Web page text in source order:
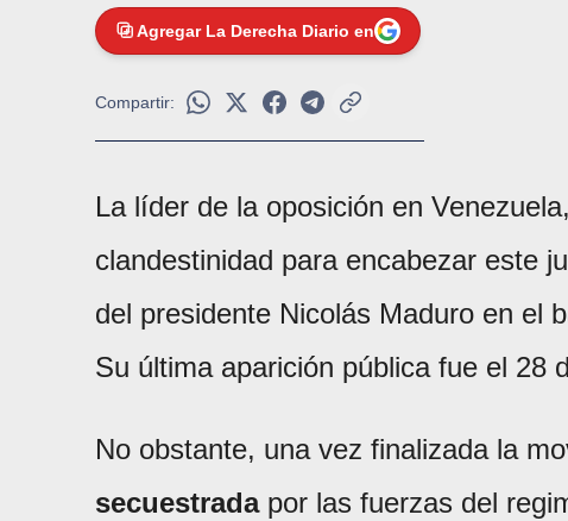
Agregar La Derecha Diario en
Compartir:
La líder de la oposición en Venezuela,
clandestinidad para encabezar este
del presidente Nicolás Maduro en el
Su última aparición pública fue el 28
No obstante, una vez finalizada la
secuestradapor las fuerzas del